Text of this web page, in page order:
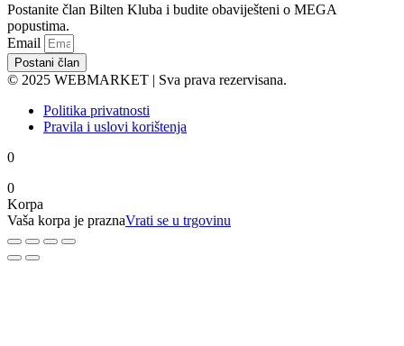
Postanite član Bilten Kluba i budite obaviješteni o MEGA
popustima.
Email
Postani član
© 2025 WEBMARKET | Sva prava rezervisana.
Politika privatnosti
Pravila i uslovi korištenja
0
0
Korpa
Vaša korpa je praznaVrati se u trgovinu